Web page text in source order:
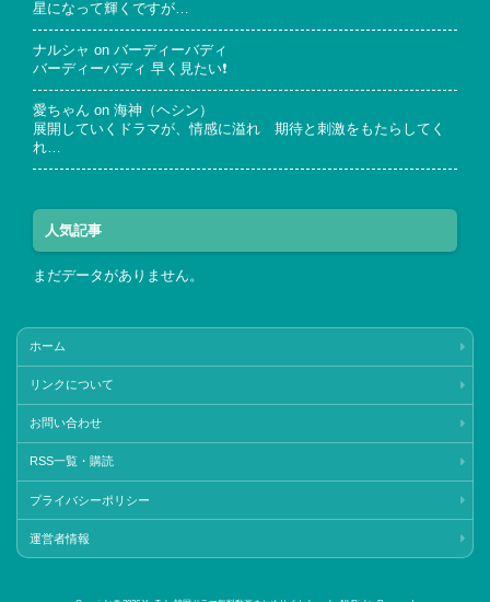
星になって輝くですが…
ナルシャ on バーディーバディ
バーディーバディ 早く見たい❗
愛ちゃん on 海神（ヘシン）
展開していくドラマが、情感に溢れ 期待と刺激をもたらしてく
れ…
人気記事
まだデータがありません。
ホーム
リンクについて
お問い合わせ
RSS一覧・購読
プライバシーポリシー
運営者情報